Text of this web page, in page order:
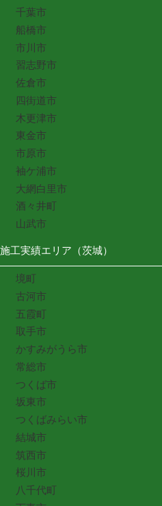
千葉市
船橋市
市川市
習志野市
佐倉市
四街道市
木更津市
東金市
市原市
袖ケ浦市
大網白里市
酒々井町
山武市
施工実績エリア（茨城）
境町
古河市
五霞町
取手市
かすみがうら市
常総市
つくば市
坂東市
つくばみらい市
結城市
筑西市
桜川市
八千代町